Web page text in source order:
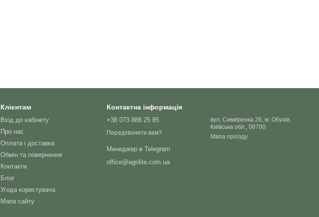
Клієнтам
Вхід до кабінету
Про нас
Оплата і доставка
Обмін та повернення
Контакти
Блог
Угода користувача
Мапа сайту
Контактна інформація
+38 073 888 25 85
Передзвонити вам?
Менеджер в Telegram
office@agrilite.com.ua
вул. Симиренка 26, м. Обухів,
Київська обл., 08700
Мапа проїзду